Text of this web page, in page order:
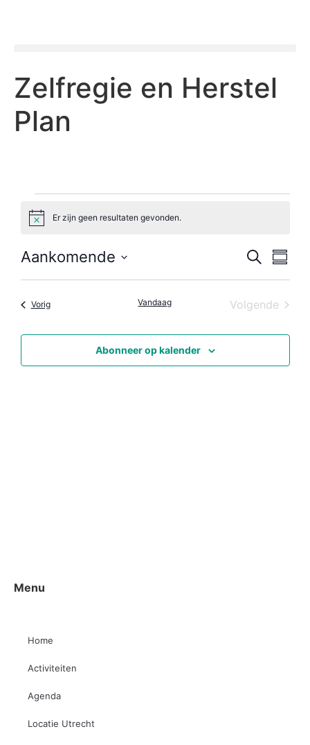
Zelfregie en Herstel
Plan
BerichtEr zijn geen resultaten gevonden.
en
Zoeken
Aankomende
datum
VorigEvenementen Vandaag Volgende
Abonneer op kalender
Menu
Home
Activiteiten
Agenda
Locatie Utrecht